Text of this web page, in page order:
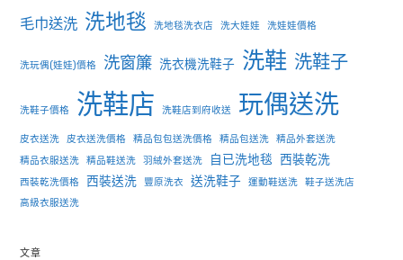
毛巾送洗 洗地毯 洗地毯洗衣店 洗大娃娃 洗娃娃價格
洗玩偶(娃娃)價格 洗窗簾 洗衣機洗鞋子 洗鞋 洗鞋子
洗鞋子價格 洗鞋店 洗鞋店到府收送 玩偶送洗
皮衣送洗 皮衣送洗價格 精品包包送洗價格 精品包送洗
精品外套送洗
精品衣服送洗
精品鞋送洗 羽絨外套送洗 自已洗地毯 西裝乾洗
西裝乾洗價格 西裝送洗 豐原洗衣 送洗鞋子 運動鞋送洗
鞋子送洗店
高級衣服送洗
文章